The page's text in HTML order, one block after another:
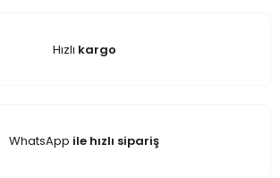
Hızlı kargo
WhatsApp ile hızlı sipariş